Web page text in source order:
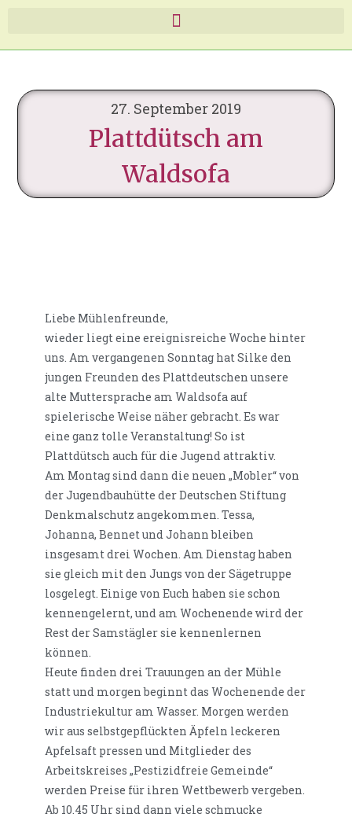
27. September 2019
Plattdütsch am
Waldsofa
Liebe Mühlenfreunde,
wieder liegt eine ereignisreiche Woche hinter
uns. Am vergangenen Sonntag hat Silke den
jungen Freunden des Plattdeutschen unsere
alte Muttersprache am Waldsofa auf
spielerische Weise näher gebracht. Es war
eine ganz tolle Veranstaltung! So ist
Plattdütsch auch für die Jugend attraktiv.
Am Montag sind dann die neuen „Mobler“ von
der Jugendbauhütte der Deutschen Stiftung
Denkmalschutz angekommen. Tessa,
Johanna, Bennet und Johann bleiben
insgesamt drei Wochen. Am Dienstag haben
sie gleich mit den Jungs von der Sägetruppe
losgelegt. Einige von Euch haben sie schon
kennengelernt, und am Wochenende wird der
Rest der Samstägler sie kennenlernen
können.
Heute finden drei Trauungen an der Mühle
statt und morgen beginnt das Wochenende der
Industriekultur am Wasser. Morgen werden
wir aus selbstgepflückten Äpfeln leckeren
Apfelsaft pressen und Mitglieder des
Arbeitskreises „Pestizidfreie Gemeinde“
werden Preise für ihren Wettbewerb vergeben.
Ab 10.45 Uhr sind dann viele schmucke